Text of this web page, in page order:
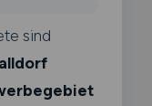
sind